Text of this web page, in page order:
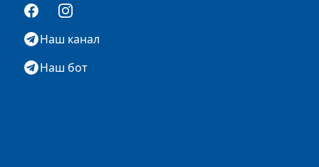
FacebookInstagram
Наш канал
Наш бот